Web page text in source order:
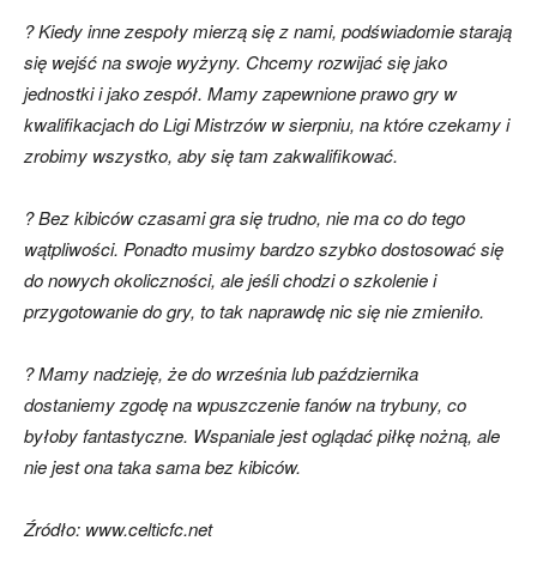
? Kiedy inne zespoły mierzą się z nami, podświadomie starają
się wejść na swoje wyżyny. Chcemy rozwijać się jako
jednostki i jako zespół. Mamy zapewnione prawo gry w
kwalifikacjach do Ligi Mistrzów w sierpniu, na które czekamy i
zrobimy wszystko, aby się tam zakwalifikować.
? Bez kibiców czasami gra się trudno, nie ma co do tego
wątpliwości. Ponadto musimy bardzo szybko dostosować się
do nowych okoliczności, ale jeśli chodzi o szkolenie i
przygotowanie do gry, to tak naprawdę nic się nie zmieniło.
? Mamy nadzieję, że do września lub października
dostaniemy zgodę na wpuszczenie fanów na trybuny, co
byłoby fantastyczne. Wspaniale jest oglądać piłkę nożną, ale
nie jest ona taka sama bez kibiców.
Źródło: www.celticfc.net